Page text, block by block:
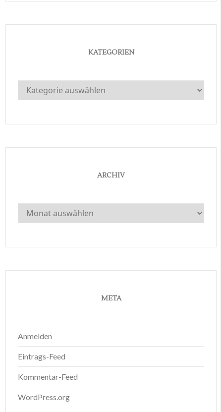
KATEGORIEN
Kategorien
ARCHIV
Archiv
META
Anmelden
Eintrags-Feed
Kommentar-Feed
WordPress.org